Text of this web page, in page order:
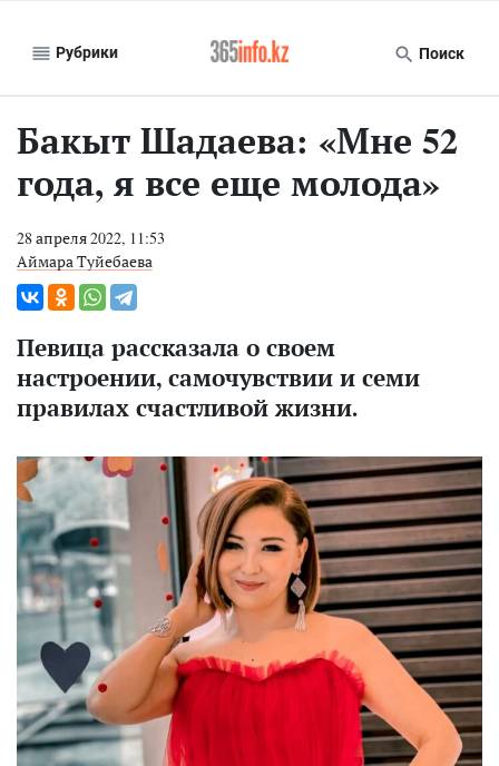
Рубрики Поиск
Бакыт Шадаева: «Мне 52
года, я все еще молода»
28 апреля 2022, 11:53
Аймара Туйебаева
Певица рассказала о своем
настроении, самочувствии и семи
правилах счастливой жизни.